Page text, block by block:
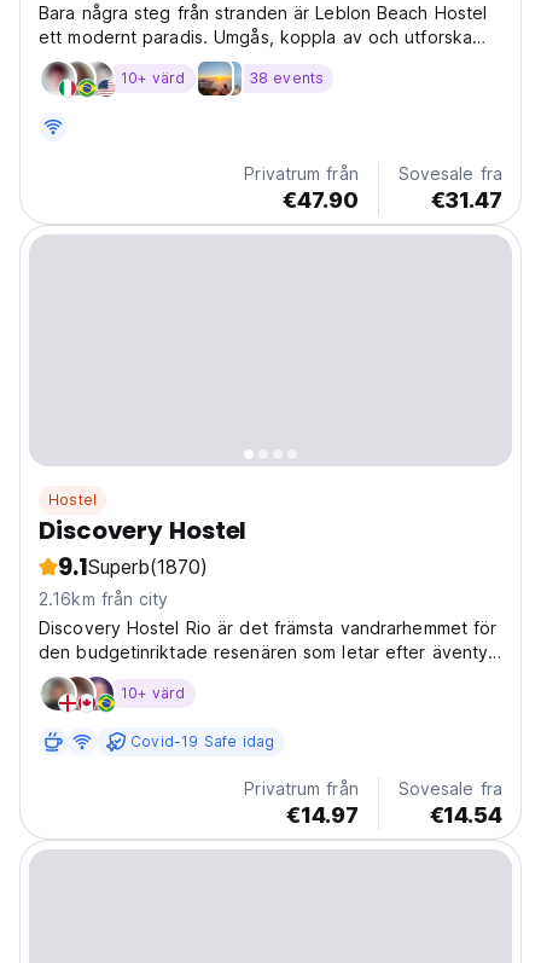
Bara några steg från stranden är Leblon Beach Hostel
ett modernt paradis. Umgås, koppla av och utforska
Rio från vår vänliga Leblon-bas – det bästa
strandvandrarhemmet. (Auto-translated from original
10+ värd 38 events
Privatrum från
€47.90
Sovesale fra
€31.47
Hostel
Discovery Hostel
9.1Superb(1870)
2.16km från city
Discovery Hostel Rio är det främsta vandrarhemmet för
den budgetinriktade resenären som letar efter äventyr,
kultur, strand och sol. Beläget i hjärtat av Rio, erbjuder
vårt boutique-vandrarhem en fantastisk social atmosfär
10+ värd
Covid-19 Safe idag
Privatrum från
€14.97
Sovesale fra
€14.54